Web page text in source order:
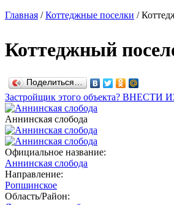
Главная / Коттеджные поселки /
Коттеджный
Поделиться…
Застройщик этого объекта?
Аннинская слобода
Официальное название:
Аннинская слобода
Направление:
Ропшинское
Область/Район: